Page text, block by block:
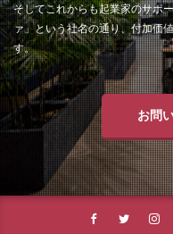
そしてこれからも起業家のサポ
ァ」という社名の通り、付加価
す。
お問